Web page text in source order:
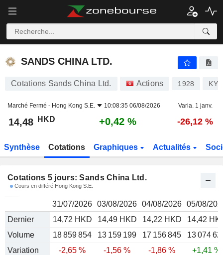
SANDS CHINA LTD. 14,48
SANDS CHINA LTD.
Cotations Sands China Ltd. Actions 1928
Marché Fermé - Hong Kong S.E. 10:08:35 06/08/2026 Varia. 1 janv.
14,48 HKD +0,42 % -26,12 %
Synthèse Cotations Graphiques Actualités
Cotations 5 jours: Sands China Ltd.
Cours en différé Hong Kong S.E.
31/07/2026 03/08/2026 04/08/2026 05/08/
Dernier
14,72 HKD 14,49 HKD 14,22 HKD
14,42
Volume
18 859 854 13 159 199 17 156 845
13 074
Variation
-2,65 % -1,56 % -1,86 %
+1,41 %